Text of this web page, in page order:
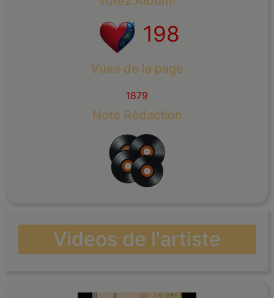
198
Vues de la page
1879
Note Rédaction
Videos de l'artiste